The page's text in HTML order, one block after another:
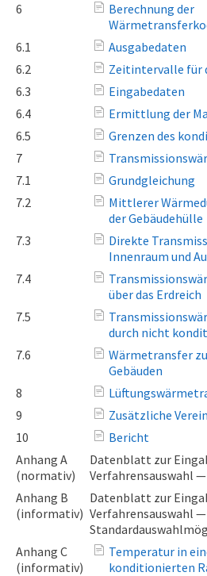
6
Berechnung der
6.1
Ausgabedaten
6.2
Zeitintervalle für
6.3
Eingabedaten
6.4
Ermittlung der
6.5
Grenzen des
7
7.1
Grundgleichung
7.2
Mittlerer
der Gebäudehülle
7.3
Direkte
Innenraum und
7.4
über das Erdreich
7.5
durch nicht
7.6
Wärmetransfer
Gebäuden
8
9
Zusätzliche
10
Bericht
Anhang A
(normativ)
Datenblatt zur
Verfahrensauswahl
Anhang B
(informativ)
Datenblatt zur
Verfahrensauswahl —
Anhang C
(informativ)
Temperatur in
konditionierten